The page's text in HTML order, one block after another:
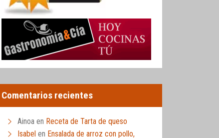
Comentarios recientes
Ainoa en Receta de Tarta de queso
Isabel en Ensalada de arroz con pollo,